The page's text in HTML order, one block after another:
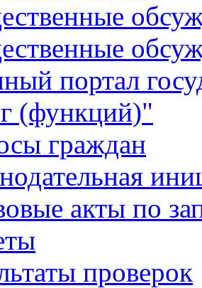
портал
(функций)"
граждан
акты по
проверок